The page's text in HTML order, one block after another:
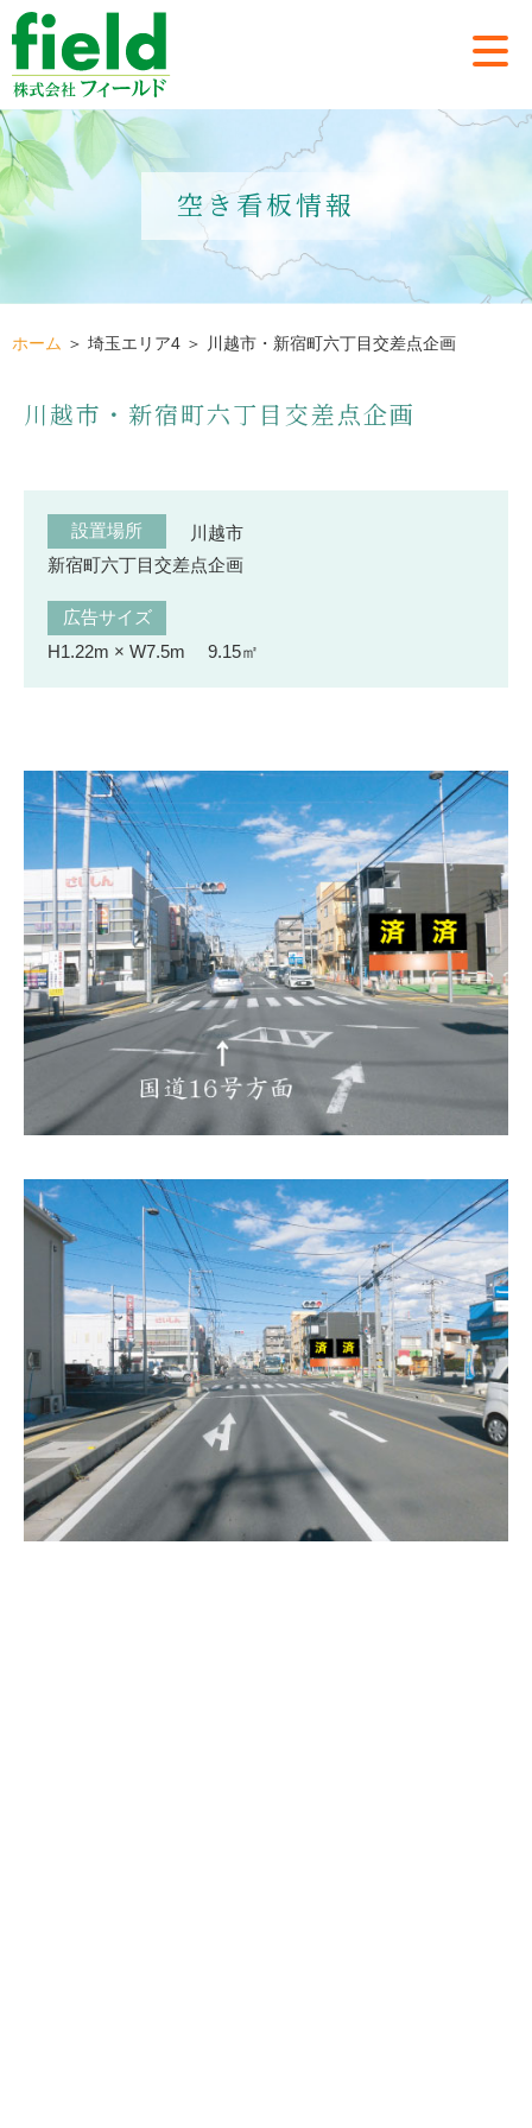
空き看板情報
ホーム ＞ 埼玉エリア4 ＞ 川越市・新宿町六丁目交差点企画
川越市・新宿町六丁目交差点企画
設置場所
川越市
新宿町六丁目交差点企画
広告サイズ
H1.22m × W7.5m 9.15㎡